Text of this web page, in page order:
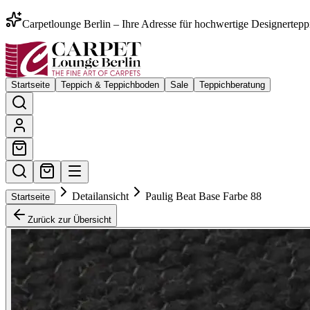
Carpetlounge Berlin – Ihre Adresse für hochwertige
Startseite Teppich & Teppichboden Sale Teppichberatung
Startseite Detailansicht Paulig Beat Base Farbe 88
Zurück zur Übersicht